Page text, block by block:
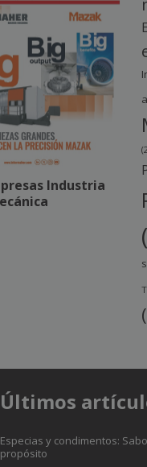
Industria
Últimos
Especias y condimentos:
propósito